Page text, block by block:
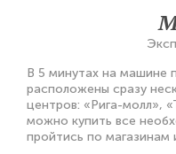
В 5 минутах на машине
расположены сразу
центров: «Рига-молл»,
можно купить все
пройтись по магазинам